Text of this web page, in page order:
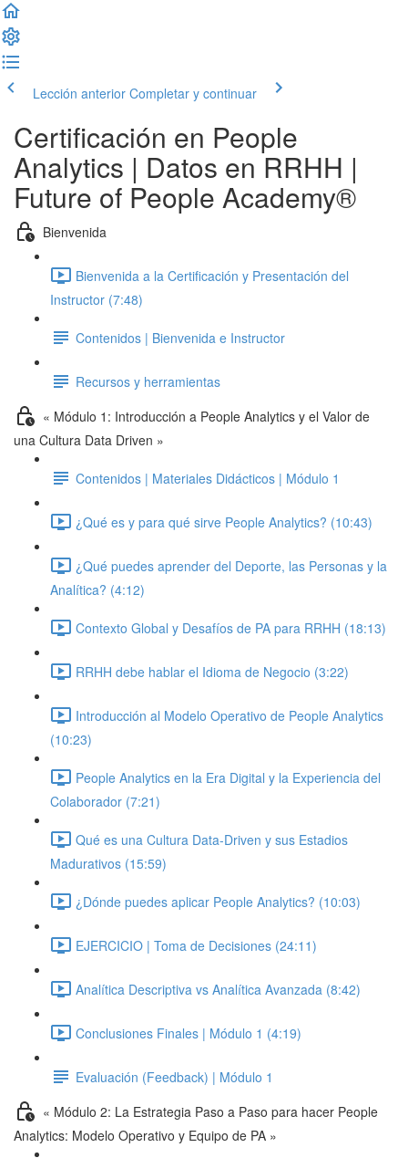
Lección anterior Completar y continuar
Certificación en People
Analytics | Datos en RRHH |
Future of People Academy®
Bienvenida
Bienvenida a la Certificación y Presentación del
Instructor (7:48)
Contenidos | Bienvenida e Instructor
Recursos y herramientas
« Módulo 1: Introducción a People Analytics y el Valor de
una Cultura Data Driven »
Contenidos | Materiales Didácticos | Módulo 1
¿Qué es y para qué sirve People Analytics? (10:43)
¿Qué puedes aprender del Deporte, las Personas y la
Analítica? (4:12)
Contexto Global y Desafíos de PA para RRHH (18:13)
RRHH debe hablar el Idioma de Negocio (3:22)
Introducción al Modelo Operativo de People Analytics
(10:23)
People Analytics en la Era Digital y la Experiencia del
Colaborador (7:21)
Qué es una Cultura Data-Driven y sus Estadios
Madurativos (15:59)
¿Dónde puedes aplicar People Analytics? (10:03)
EJERCICIO | Toma de Decisiones (24:11)
Analítica Descriptiva vs Analítica Avanzada (8:42)
Conclusiones Finales | Módulo 1 (4:19)
Evaluación (Feedback) | Módulo 1
« Módulo 2: La Estrategia Paso a Paso para hacer People
Analytics: Modelo Operativo y Equipo de PA »